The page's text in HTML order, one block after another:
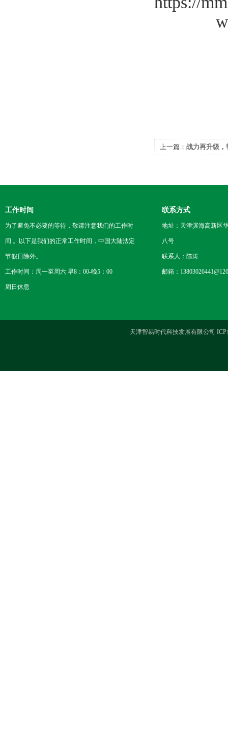
上一篇： 战力再升级，
工作时间
为了避免不必要的等待，敬请注意我们的工作时
间 。以下是我们的正常工作时间，中国大陆法定
节假日除外。
工作时间：周一至周六 早8：00-晚5：00
周日休息
联系方式
地址：天津滨海高新区
八号
联系人：陈涛
邮箱：
天津智易时代科技发展有限公司 ICP